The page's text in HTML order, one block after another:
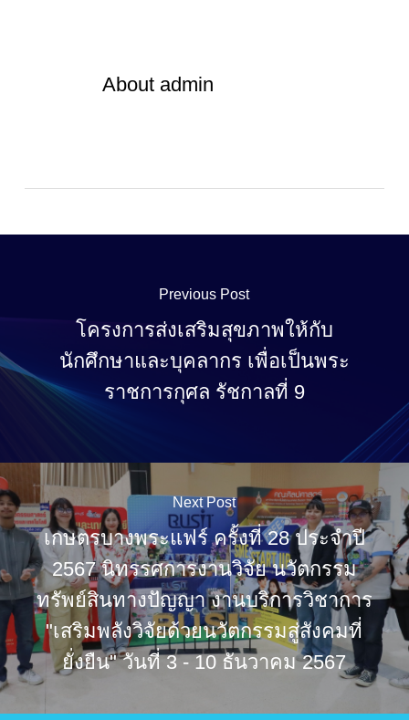
Aboutadmin
Previous Post
โครงการส่งเสริมสุขภาพให้กับ
นักศึกษาและบุคลากร เพื่อเป็นพระ
ราชการกุศล รัชกาลที่ 9
Next Post
เกษตรบางพระแฟร์ ครั้งที่ 28 ประจำปี
2567 นิทรรศการงานวิจัย นวัตกรรม
ทรัพย์สินทางปัญญา งานบริการวิชาการ
"เสริมพลังวิจัยด้วยนวัตกรรมสู่สังคมที่
ยั่งยืน" วันที่ 3 - 10 ธันวาคม 2567